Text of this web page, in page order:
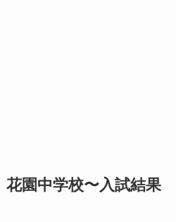
花園中学校〜入試結果